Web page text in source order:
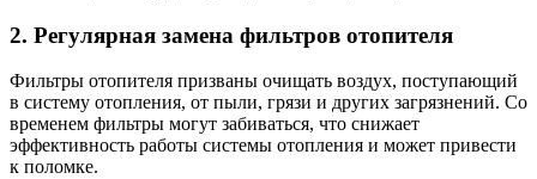
2. Регулярная замена фильтров отопителя
Фильтры отопителя призваны очищать воздух, поступающий
в систему отопления, от пыли, грязи и других загрязнений. Со
временем фильтры могут забиваться, что снижает
эффективность работы системы отопления и может привести
к поломке.